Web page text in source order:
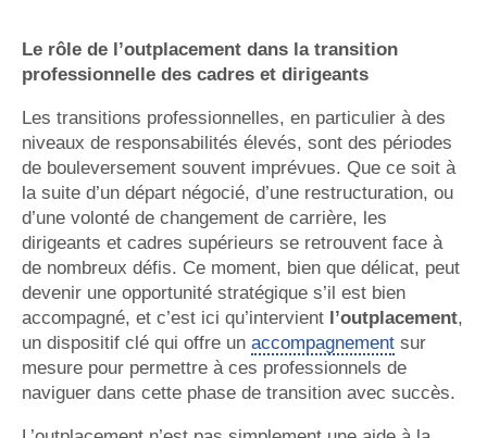
Le rôle de l’outplacement dans la transition
professionnelle des cadres et dirigeants
Les transitions professionnelles, en particulier à des
niveaux de responsabilités élevés, sont des périodes
de bouleversement souvent imprévues. Que ce soit à
la suite d’un départ négocié, d’une restructuration, ou
d’une volonté de changement de carrière, les
dirigeants et cadres supérieurs se retrouvent face à
de nombreux défis. Ce moment, bien que délicat, peut
devenir une opportunité stratégique s’il est bien
accompagné, et c’est ici qu’intervient l’outplacement,
un dispositif clé qui offre un accompagnement sur
mesure pour permettre à ces professionnels de
naviguer dans cette phase de transition avec succès.